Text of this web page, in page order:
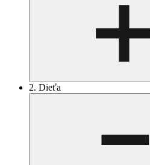
2. Dieťa